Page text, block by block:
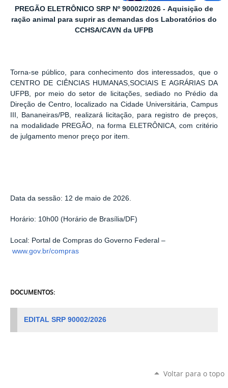
PREGÃO ELETRÔNICO SRP Nº 90002/2026 - Aquisição de
ração animal para suprir as demandas dos Laboratórios do
CCHSA/CAVN da UFPB
Torna-se público, para conhecimento dos interessados, que o
CENTRO DE CIÊNCIAS HUMANAS,SOCIAIS E AGRÁRIAS DA
UFPB, por meio do setor de licitações, sediado no Prédio da
Direção de Centro, localizado na Cidade Universitária, Campus
III, Bananeiras/PB, realizará licitação, para registro de preços,
na modalidade PREGÃO, na forma ELETRÔNICA, com critério
de julgamento menor preço por item.
Data da sessão: 12 de maio de 2026.
Horário: 10h00 (Horário de Brasília/DF)
Local: Portal de Compras do Governo Federal –
www.gov.br/compras
DOCUMENTOS:
EDITAL SRP 90002/2026
Voltar para o topo